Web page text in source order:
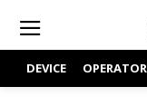
DEVICE OPERATOR